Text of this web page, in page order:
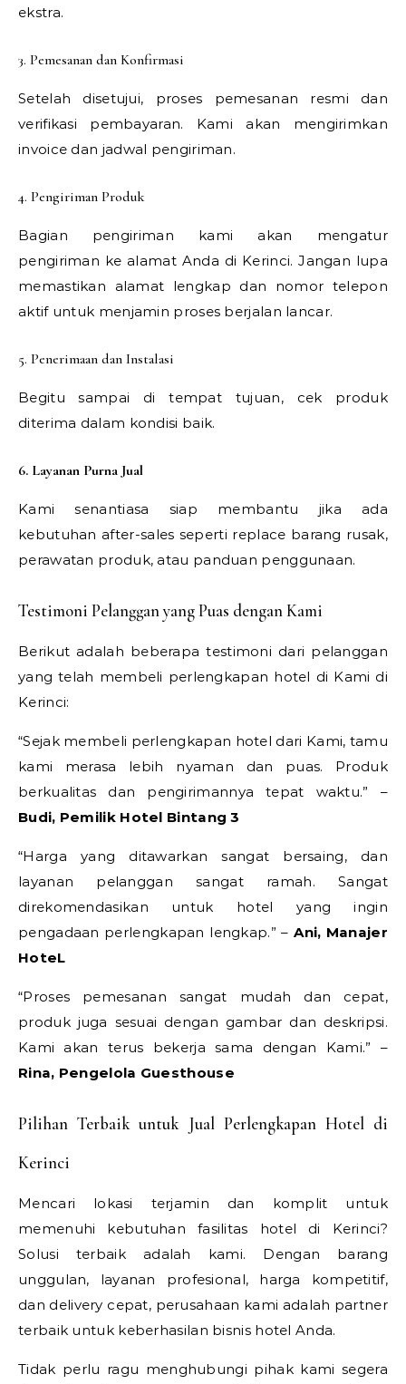
ekstra.
3. Pemesanan dan Konfirmasi
Setelah disetujui, proses pemesanan resmi dan
verifikasi pembayaran. Kami akan mengirimkan
invoice dan jadwal pengiriman.
4. Pengiriman Produk
Bagian pengiriman kami akan mengatur
pengiriman ke alamat Anda di Kerinci. Jangan lupa
memastikan alamat lengkap dan nomor telepon
aktif untuk menjamin proses berjalan lancar.
5. Penerimaan dan Instalasi
Begitu sampai di tempat tujuan, cek produk
diterima dalam kondisi baik.
6. Layanan Purna Jual
Kami senantiasa siap membantu jika ada
kebutuhan after-sales seperti replace barang rusak,
perawatan produk, atau panduan penggunaan.
Testimoni Pelanggan yang Puas dengan Kami
Berikut adalah beberapa testimoni dari pelanggan
yang telah membeli perlengkapan hotel di Kami di
Kerinci:
“Sejak membeli perlengkapan hotel dari Kami, tamu
kami merasa lebih nyaman dan puas. Produk
berkualitas dan pengirimannya tepat waktu.” –
Budi, Pemilik Hotel Bintang 3
“Harga yang ditawarkan sangat bersaing, dan
layanan pelanggan sangat ramah. Sangat
direkomendasikan untuk hotel yang ingin
pengadaan perlengkapan lengkap.” –Ani, Manajer
HoteL
“Proses pemesanan sangat mudah dan cepat,
produk juga sesuai dengan gambar dan deskripsi.
Kami akan terus bekerja sama dengan Kami.” –
Rina, Pengelola Guesthouse
Pilihan Terbaik untuk Jual Perlengkapan Hotel di
Kerinci
Mencari lokasi terjamin dan komplit untuk
memenuhi kebutuhan fasilitas hotel di Kerinci?
Solusi terbaik adalah kami. Dengan barang
unggulan, layanan profesional, harga kompetitif,
dan delivery cepat, perusahaan kami adalah partner
terbaik untuk keberhasilan bisnis hotel Anda.
Tidak perlu ragu menghubungi pihak kami segera